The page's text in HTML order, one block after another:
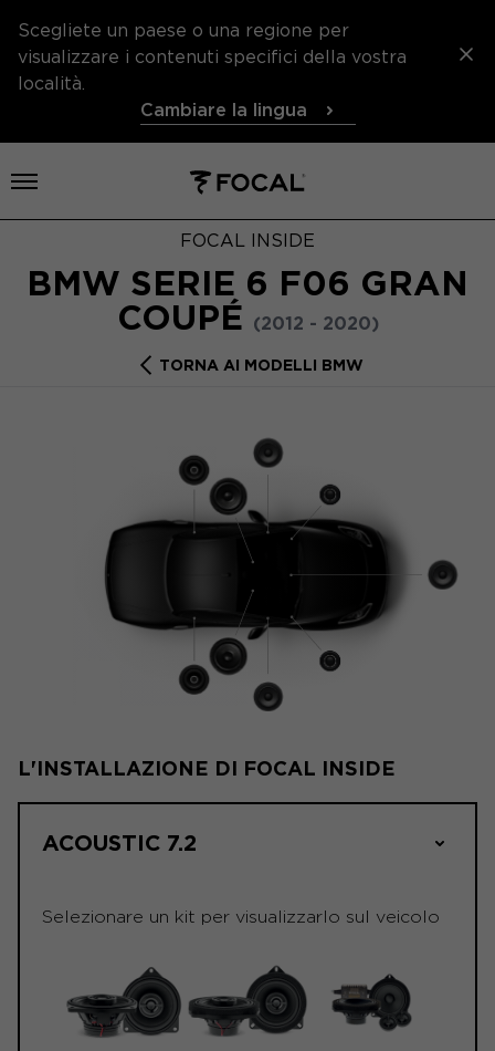
Scegliete un paese o una regione per
visualizzare i contenuti specifici della vostra
località.
Cambiare la lingua
Aprire il menu
FOCAL INSIDE
BMW SERIE 6 F06 GRAN
COUPÉ (2012 - 2020)
TORNA AI MODELLI BMW
L'INSTALLAZIONE DI FOCAL INSIDE
ACOUSTIC 7.2
Selezionare un kit per visualizzarlo sul veicolo